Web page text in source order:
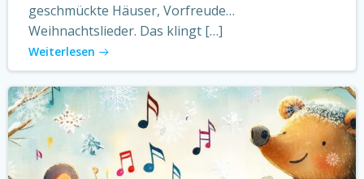
geschmückte Häuser, Vorfreude…
Weihnachtslieder. Das klingt […]
Weiterlesen